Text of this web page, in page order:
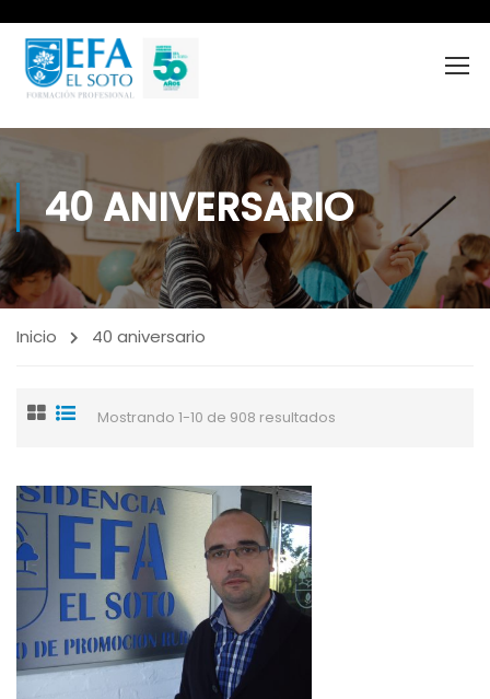
40 ANIVERSARIO
Inicio 40 aniversario
Mostrando 1-10 de 908 resultados